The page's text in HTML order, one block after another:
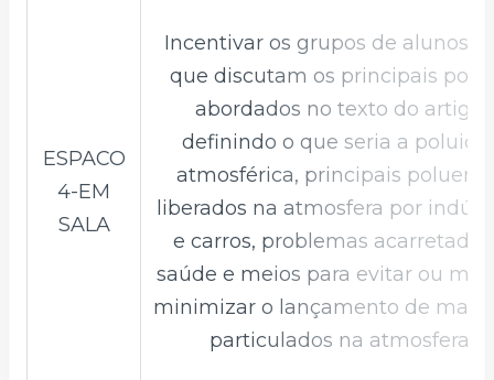
ESPACO
4-EM
SALA
Incentivar os grupos de alunos
que discutam os principais
abordados no texto do artigo,
definindo o que seria a
atmosférica, principais
liberados na atmosfera por
e carros, problemas
saúde e meios para evitar ou
minimizar o lançamento de
particulados na atmosfera.